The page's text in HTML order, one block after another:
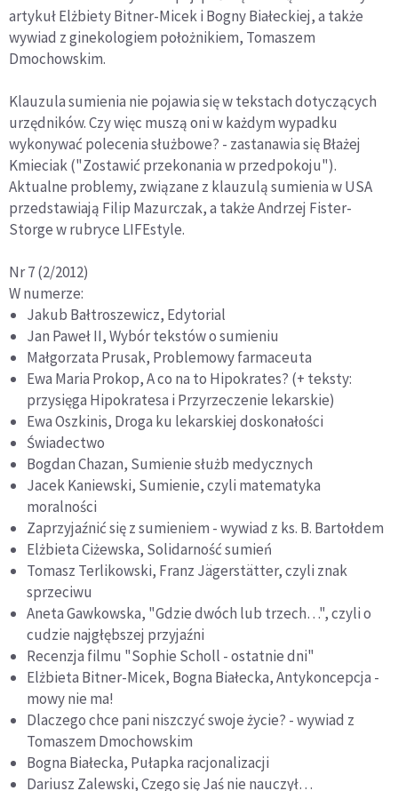
artykuł Elżbiety Bitner-Micek i Bogny Białeckiej, a także
wywiad z ginekologiem położnikiem, Tomaszem
Dmochowskim.
Klauzula sumienia nie pojawia się w tekstach dotyczących
urzędników. Czy więc muszą oni w każdym wypadku
wykonywać polecenia służbowe? - zastanawia się Błażej
Kmieciak ("Zostawić przekonania w przedpokoju").
Aktualne problemy, związane z klauzulą sumienia w USA
przedstawiają Filip Mazurczak, a także Andrzej Fister-
Storge w rubryce LIFEstyle.
Nr 7 (2/2012)
W numerze:
Jakub Bałtroszewicz, Edytorial
Jan Paweł II, Wybór tekstów o sumieniu
Małgorzata Prusak, Problemowy farmaceuta
Ewa Maria Prokop, A co na to Hipokrates? (+ teksty:
przysięga Hipokratesa i Przyrzeczenie lekarskie)
Ewa Oszkinis, Droga ku lekarskiej doskonałości
Świadectwo
Bogdan Chazan, Sumienie służb medycznych
Jacek Kaniewski, Sumienie, czyli matematyka
moralności
Zaprzyjaźnić się z sumieniem - wywiad z ks. B. Bartołdem
Elżbieta Ciżewska, Solidarność sumień
Tomasz Terlikowski, Franz Jägerstätter, czyli znak
sprzeciwu
Aneta Gawkowska, "Gdzie dwóch lub trzech…", czyli o
cudzie najgłębszej przyjaźni
Recenzja filmu "Sophie Scholl - ostatnie dni"
Elżbieta Bitner-Micek, Bogna Białecka, Antykoncepcja -
mowy nie ma!
Dlaczego chce pani niszczyć swoje życie? - wywiad z
Tomaszem Dmochowskim
Bogna Białecka, Pułapka racjonalizacji
Dariusz Zalewski, Czego się Jaś nie nauczył…